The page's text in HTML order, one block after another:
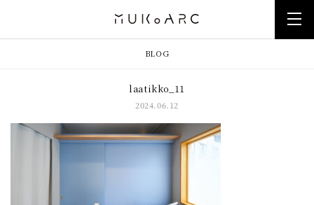
BLOG
laatikko_11
2024.06.12